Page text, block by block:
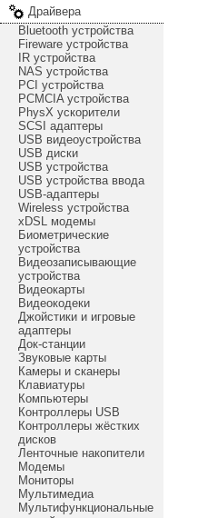
Драйвера
Bluetooth устройства
Fireware устройства
IR устройства
NAS устройства
PCI устройства
PCMCIA устройства
PhysX ускорители
SCSI адаптеры
USB видеоустройства
USB диски
USB устройства
USB устройства ввода
USB-адаптеры
Wireless устройства
xDSL модемы
Биометрические
устройства
Видеозаписывающие
устройства
Видеокарты
Видеокодеки
Джойстики и игровые
адаптеры
Док-станции
Звуковые карты
Камеры и сканеры
Клавиатуры
Компьютеры
Контроллеры USB
Контроллеры жёстких
дисков
Ленточные накопители
Модемы
Мониторы
Мультимедиа
Мультифункциональные